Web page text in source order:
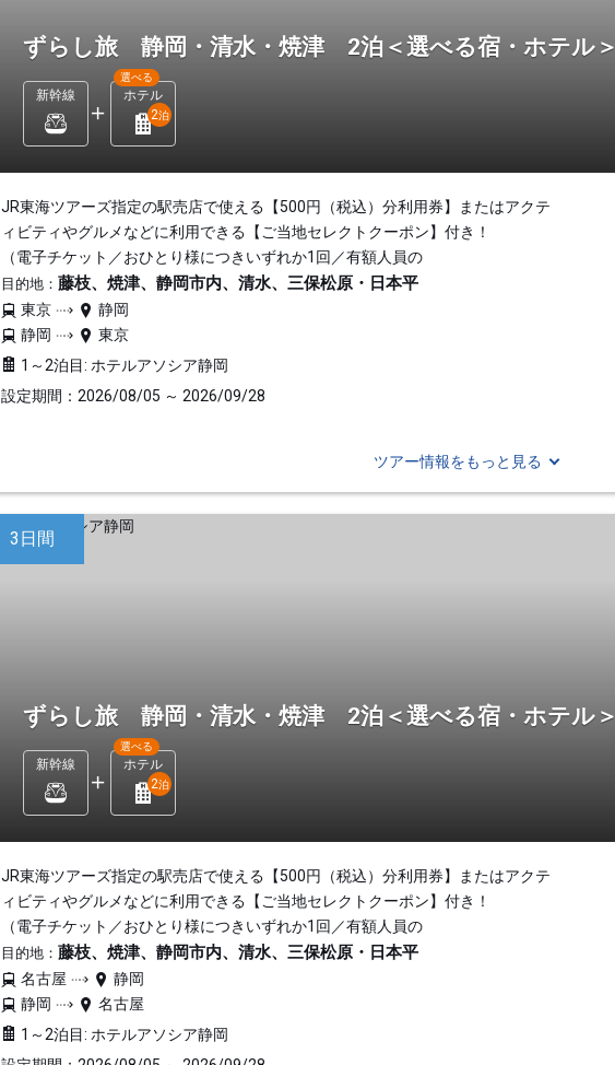
ずらし旅 静岡・清水・焼津 2泊＜選べる宿・ホテル＞
新幹線 ホテル
選べる
2泊
JR東海ツアーズ指定の駅売店で使える【500円（税込）分利用券】またはアクテ
ィビティやグルメなどに利用できる【ご当地セレクトクーポン】付き！
（電子チケット／おひとり様につきいずれか1回／有額人員の
目的地： 藤枝、焼津、静岡市内、清水、三保松原・日本平
東京
静岡
静岡
東京
1～2泊目: ホテルアソシア静岡
設定期間：2026/08/05 ～ 2026/09/28
ツアー情報をもっと見る
3日間
ずらし旅 静岡・清水・焼津 2泊＜選べる宿・ホテル＞
新幹線 ホテル
選べる
2泊
JR東海ツアーズ指定の駅売店で使える【500円（税込）分利用券】またはアクテ
ィビティやグルメなどに利用できる【ご当地セレクトクーポン】付き！
（電子チケット／おひとり様につきいずれか1回／有額人員の
目的地： 藤枝、焼津、静岡市内、清水、三保松原・日本平
名古屋
静岡
静岡
名古屋
1～2泊目: ホテルアソシア静岡